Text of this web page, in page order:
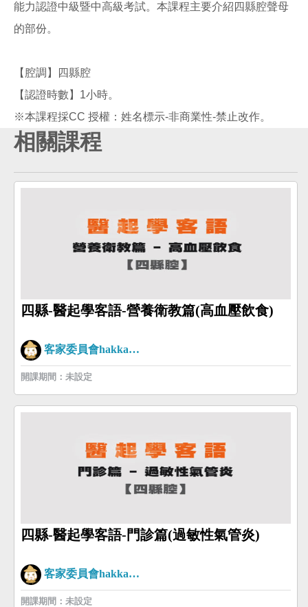
能力認證中級暨中高級考試。本課程主要介紹四縣腔聲母
的部份。
【腔調】四縣腔
【認證時數】1小時。
相關課程
四縣-醫起學客語-營養衛教篇(高血壓飲食)
客家委員會hakkaman
開課期間：未設定
四縣-醫起學客語-門診篇(過敏性氣管炎)
客家委員會hakkaman
開課期間：未設定